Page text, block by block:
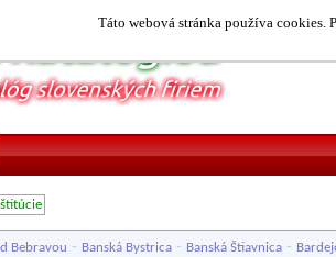
Táto webová stránka používa cookies.
Bebravou - Banská Bystrica - Banská Štiavnica -